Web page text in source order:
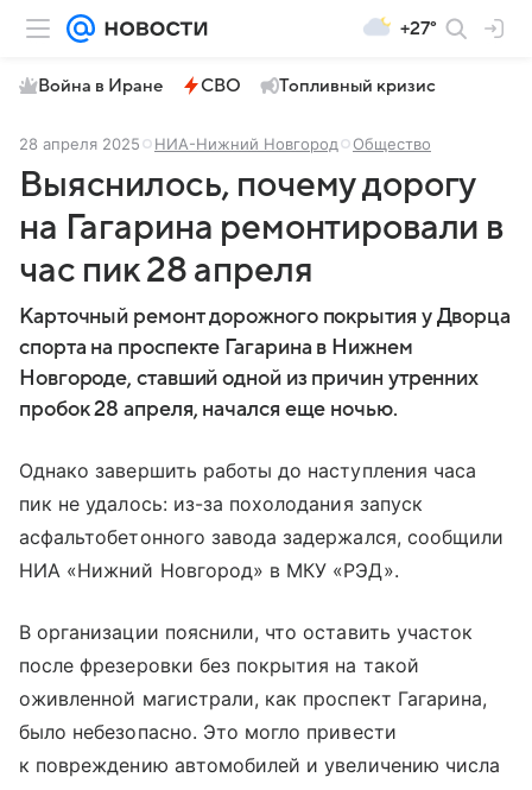
+27°
Война в Иране СВО Топливный кризис
28 апреля 2025 НИА-Нижний Новгород Общество
Выяснилось, почему дорогу
на Гагарина ремонтировали в
час пик 28 апреля
Карточный ремонт дорожного покрытия у Дворца
спорта на проспекте Гагарина в Нижнем
Новгороде, ставший одной из причин утренних
пробок 28 апреля, начался еще ночью.
Однако завершить работы до наступления часа
пик не удалось: из-за похолодания запуск
асфальтобетонного завода задержался, сообщили
НИА «Нижний Новгород» в МКУ «РЭД».
В организации пояснили, что оставить участок
после фрезеровки без покрытия на такой
оживленной магистрали, как проспект Гагарина,
было небезопасно. Это могло привести
к повреждению автомобилей и увеличению числа